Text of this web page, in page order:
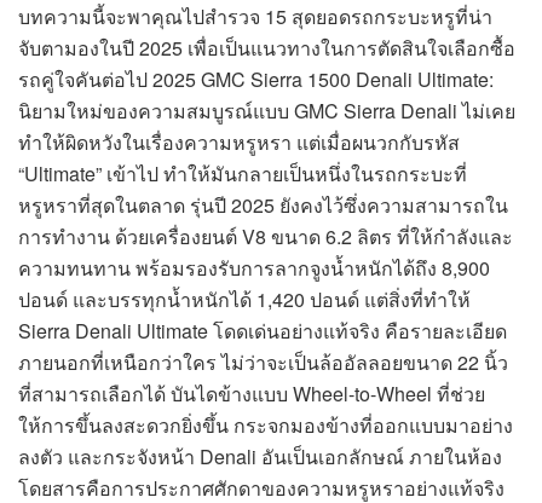
บทความนี้จะพาคุณไปสำรวจ 15 สุดยอดรถกระบะหรูที่น่า
จับตามองในปี 2025 เพื่อเป็นแนวทางในการตัดสินใจเลือกซื้อ
รถคู่ใจคันต่อไป 2025 GMC Sierra 1500 Denali Ultimate:
นิยามใหม่ของความสมบูรณ์แบบ GMC Sierra Denali ไม่เคย
ทำให้ผิดหวังในเรื่องความหรูหรา แต่เมื่อผนวกกับรหัส
“Ultimate” เข้าไป ทำให้มันกลายเป็นหนึ่งในรถกระบะที่
หรูหราที่สุดในตลาด รุ่นปี 2025 ยังคงไว้ซึ่งความสามารถใน
การทำงาน ด้วยเครื่องยนต์ V8 ขนาด 6.2 ลิตร ที่ให้กำลังและ
ความทนทาน พร้อมรองรับการลากจูงน้ำหนักได้ถึง 8,900
ปอนด์ และบรรทุกน้ำหนักได้ 1,420 ปอนด์ แต่สิ่งที่ทำให้
Sierra Denali Ultimate โดดเด่นอย่างแท้จริง คือรายละเอียด
ภายนอกที่เหนือกว่าใคร ไม่ว่าจะเป็นล้ออัลลอยขนาด 22 นิ้ว
ที่สามารถเลือกได้ บันไดข้างแบบ Wheel-to-Wheel ที่ช่วย
ให้การขึ้นลงสะดวกยิ่งขึ้น กระจกมองข้างที่ออกแบบมาอย่าง
ลงตัว และกระจังหน้า Denali อันเป็นเอกลักษณ์ ภายในห้อง
โดยสารคือการประกาศศักดาของความหรูหราอย่างแท้จริง